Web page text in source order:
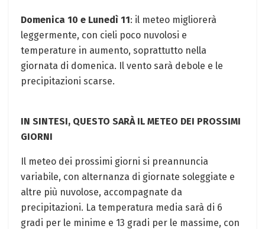
Domenica 10 e Lunedì 11: il meteo migliorerà
leggermente, con cieli poco nuvolosi e
temperature in aumento, soprattutto nella
giornata di domenica. Il vento sarà debole e le
precipitazioni scarse.
IN SINTESI, QUESTO SARÀ IL METEO DEI PROSSIMI
GIORNI
Il meteo dei prossimi giorni si preannuncia
variabile, con alternanza di giornate soleggiate e
altre più nuvolose, accompagnate da
precipitazioni. La temperatura media sarà di 6
gradi per le minime e 13 gradi per le massime, con